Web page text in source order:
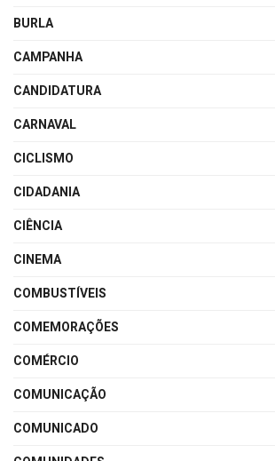
BURLA
CAMPANHA
CANDIDATURA
CARNAVAL
CICLISMO
CIDADANIA
CIÊNCIA
CINEMA
COMBUSTÍVEIS
COMEMORAÇÕES
COMÉRCIO
COMUNICAÇÃO
COMUNICADO